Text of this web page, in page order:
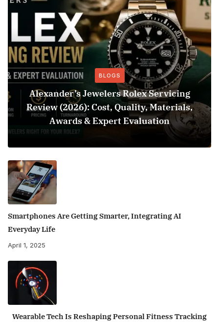
BLOGS
Alexander’s Jewelers Rolex Servicing
Review (2026): Cost, Quality, Materials,
Awards & Expert Evaluation
Smartphones Are Getting Smarter, Integrating AI
Everyday Life
April 1, 2025
Wearable Tech Is Reshaping Personal Fitness Tracking